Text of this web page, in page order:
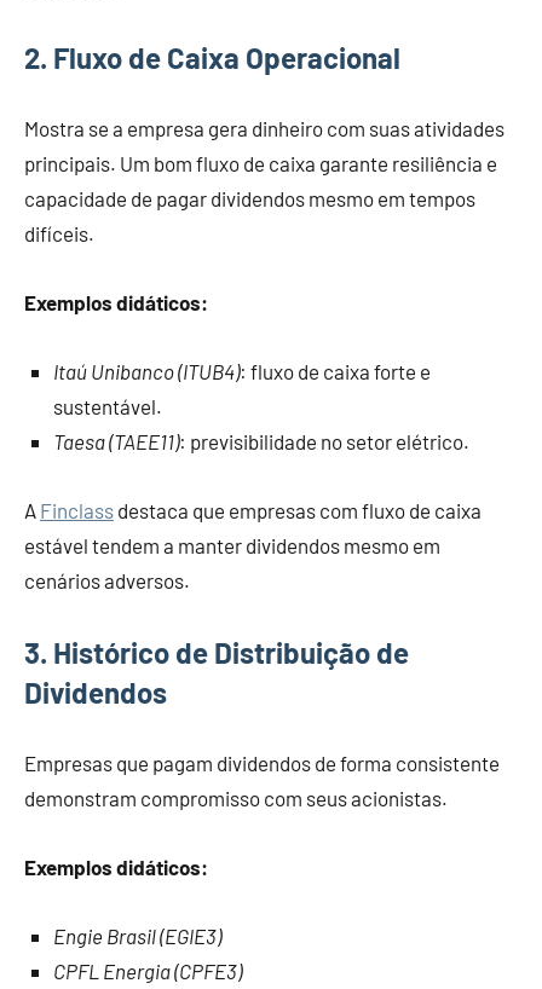
2. Fluxo de Caixa Operacional
Mostra se a empresa gera dinheiro com suas atividades
principais. Um bom fluxo de caixa garante resiliência e
capacidade de pagar dividendos mesmo em tempos
difíceis.
Exemplos didáticos:
Itaú Unibanco (ITUB4): fluxo de caixa forte e
sustentável.
Taesa (TAEE11): previsibilidade no setor elétrico.
A Finclass destaca que empresas com fluxo de caixa
estável tendem a manter dividendos mesmo em
cenários adversos.
3. Histórico de Distribuição de
Dividendos
Empresas que pagam dividendos de forma consistente
demonstram compromisso com seus acionistas.
Exemplos didáticos:
Engie Brasil (EGIE3)
CPFL Energia (CPFE3)